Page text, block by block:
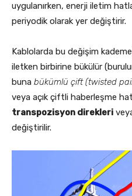
uygulanırken, enerji iletim
periyodik olarak yer değiştirir.
Kablolarda bu değişim
iletken birbirine bükülür
buna bükümlü çift (twisted
veya açık çiftli haberleşme
transpozisyon direkleri
değiştirilir.